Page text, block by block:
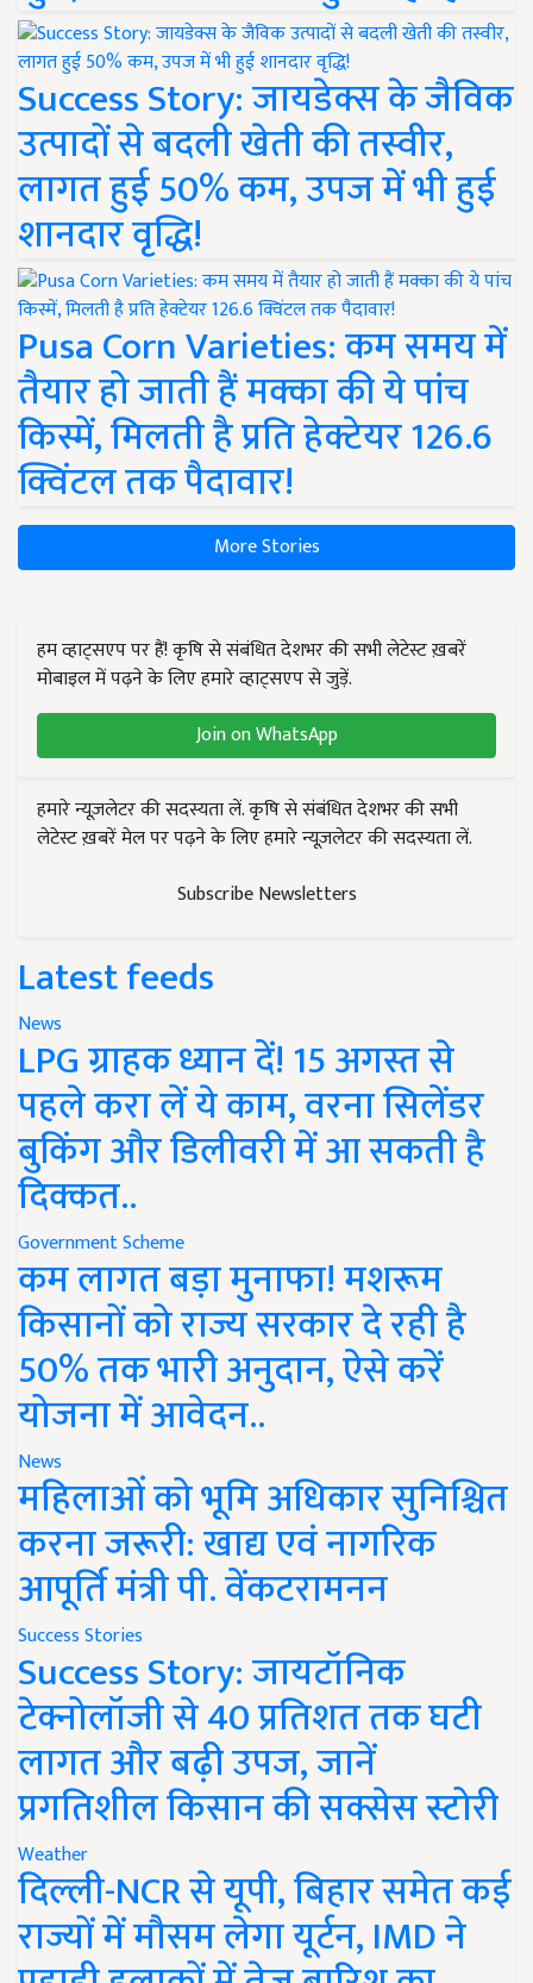
Success Story: जायडेक्स के जैविक
उत्पादों से बदली खेती की तस्वीर,
लागत हुई 50% कम, उपज में भी हुई
शानदार वृद्धि!
Pusa Corn Varieties: कम समय में
तैयार हो जाती हैं मक्का की ये पांच
किस्में, मिलती है प्रति हेक्टेयर 126.6
क्विंटल तक पैदावार!
More Stories
हम व्हाट्सएप पर हैं! कृषि से संबंधित देशभर की सभी लेटेस्ट ख़बरें
मोबाइल में पढ़ने के लिए हमारे व्हाट्सएप से जुड़ें.
Join on WhatsApp
हमारे न्यूज़लेटर की सदस्यता लें. कृषि से संबंधित देशभर की सभी
लेटेस्ट ख़बरें मेल पर पढ़ने के लिए हमारे न्यूज़लेटर की सदस्यता लें.
Subscribe Newsletters
Latest feeds
News
LPG ग्राहक ध्यान दें! 15 अगस्त से
पहले करा लें ये काम, वरना सिलेंडर
बुकिंग और डिलीवरी में आ सकती है
दिक्कत..
Government Scheme
कम लागत बड़ा मुनाफा! मशरूम
किसानों को राज्य सरकार दे रही है
50% तक भारी अनुदान, ऐसे करें
योजना में आवेदन..
News
महिलाओं को भूमि अधिकार सुनिश्चित
करना जरूरी: खाद्य एवं नागरिक
आपूर्ति मंत्री पी. वेंकटरामनन
Success Stories
Success Story: जायटॉनिक
टेक्नोलॉजी से 40 प्रतिशत तक घटी
लागत और बढ़ी उपज, जानें
प्रगतिशील किसान की सक्सेस स्टोरी
Weather
दिल्ली-NCR से यूपी, बिहार समेत कई
राज्यों में मौसम लेगा यूर्टन, IMD ने